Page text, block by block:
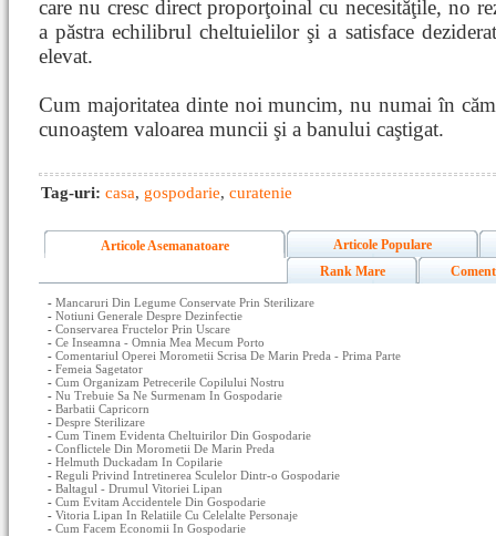
care nu cresc direct proporţoinal cu necesităţile, no
a păstra echilibrul cheltuielilor şi a satisface
elevat.
Cum majoritatea dinte noi muncim, nu numai în
cunoaştem valoarea muncii şi a banului caştigat.
Tag-uri: casa, gospodarie, curatenie
Articole Asemanatoare
Articole Populare
Rank Mare
- Mancaruri Din Legume Conservate Prin Sterilizare
- Notiuni Generale Despre Dezinfectie
- Conservarea Fructelor Prin Uscare
- Ce Inseamna - Omnia Mea Mecum Porto
- Comentariul Operei Morometii Scrisa De Marin Preda - Prima Parte
- Femeia Sagetator
- Cum Organizam Petrecerile Copilului Nostru
- Nu Trebuie Sa Ne Surmenam In Gospodarie
- Barbatii Capricorn
- Despre Sterilizare
- Cum Tinem Evidenta Cheltuirilor Din Gospodarie
- Conflictele Din Morometii De Marin Preda
- Helmuth Duckadam In Copilarie
- Reguli Privind Intretinerea Sculelor Dintr-o Gospodarie
- Baltagul - Drumul Vitoriei Lipan
- Cum Evitam Accidentele Din Gospodarie
- Vitoria Lipan In Relatiile Cu Celelalte Personaje
- Cum Facem Economii In Gospodarie